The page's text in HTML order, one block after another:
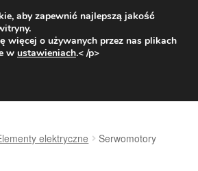
od 31 zł
16:00800 003 167
elektryczne
Serwomotory
aby zapewnić najlepszą jakość
więcej o używanych przez nas plikach
w ustawieniach.< /p>